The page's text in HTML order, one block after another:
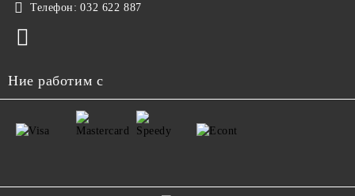
Телефон: 032 622 887
Ние работим с